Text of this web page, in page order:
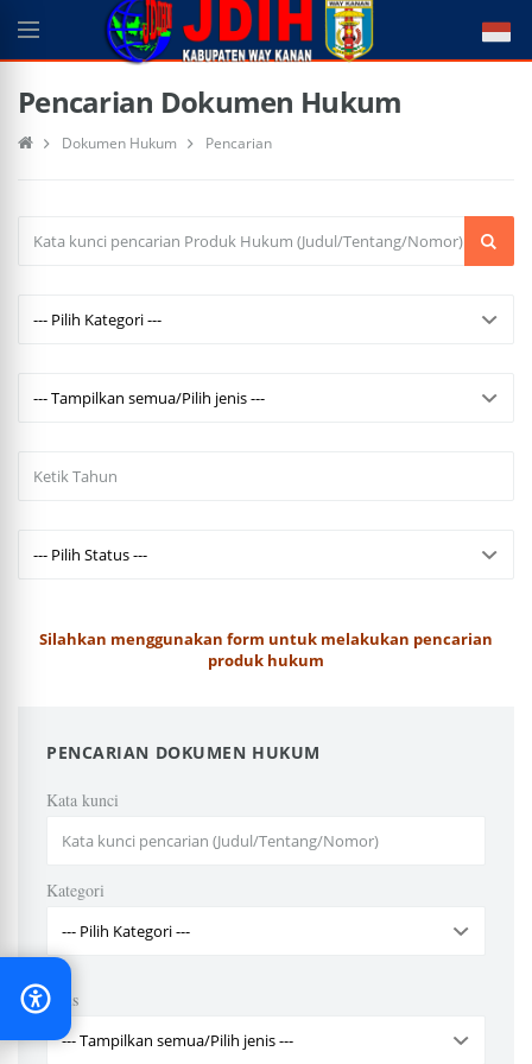
Pencarian Dokumen Hukum
Dokumen Hukum Pencarian
Silahkan menggunakan form untuk melakukan pencarian
produk hukum
PENCARIAN DOKUMEN HUKUM
Kata kunci
Kategori
Jenis